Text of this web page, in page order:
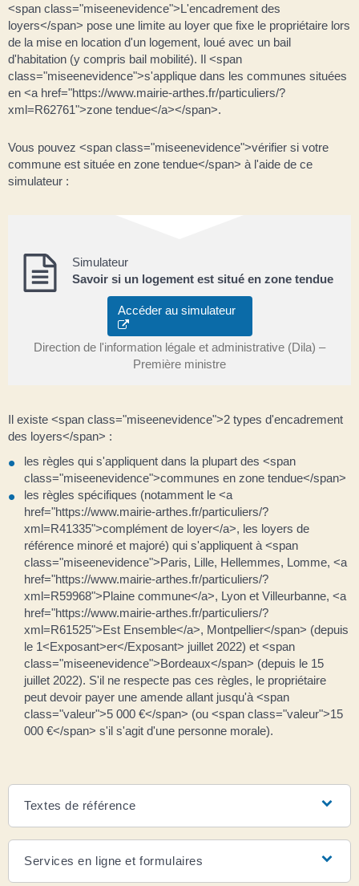
<span class="miseenevidence">L'encadrement des
loyers</span> pose une limite au loyer que fixe le propriétaire lors
de la mise en location d'un logement, loué avec un bail
d'habitation (y compris bail mobilité). Il <span
class="miseenevidence">s'applique dans les communes situées
en <a href="https://www.mairie-arthes.fr/particuliers/?
xml=R62761">zone tendue</a></span>.
Vous pouvez <span class="miseenevidence">vérifier si votre
commune est située en zone tendue</span> à l'aide de ce
simulateur :
Simulateur
Savoir si un logement est situé en zone tendue
Accéder au simulateur
Direction de l'information légale et administrative (Dila) –
Première ministre
Il existe <span class="miseenevidence">2 types d'encadrement
des loyers</span> :
les règles qui s'appliquent dans la plupart des <span
class="miseenevidence">communes en zone tendue</span>
les règles spécifiques (notamment le <a
href="https://www.mairie-arthes.fr/particuliers/?
xml=R41335">complément de loyer</a>, les loyers de
référence minoré et majoré) qui s'appliquent à <span
class="miseenevidence">Paris, Lille, Hellemmes, Lomme, <a
href="https://www.mairie-arthes.fr/particuliers/?
xml=R59968">Plaine commune</a>, Lyon et Villeurbanne, <a
href="https://www.mairie-arthes.fr/particuliers/?
xml=R61525">Est Ensemble</a>, Montpellier</span> (depuis
le 1<Exposant>er</Exposant> juillet 2022) et <span
class="miseenevidence">Bordeaux</span> (depuis le 15
juillet 2022). S'il ne respecte pas ces règles, le propriétaire
peut devoir payer une amende allant jusqu'à <span
class="valeur">5 000 €</span> (ou <span class="valeur">15
000 €</span> s'il s'agit d'une personne morale).
Textes de référence
Services en ligne et formulaires